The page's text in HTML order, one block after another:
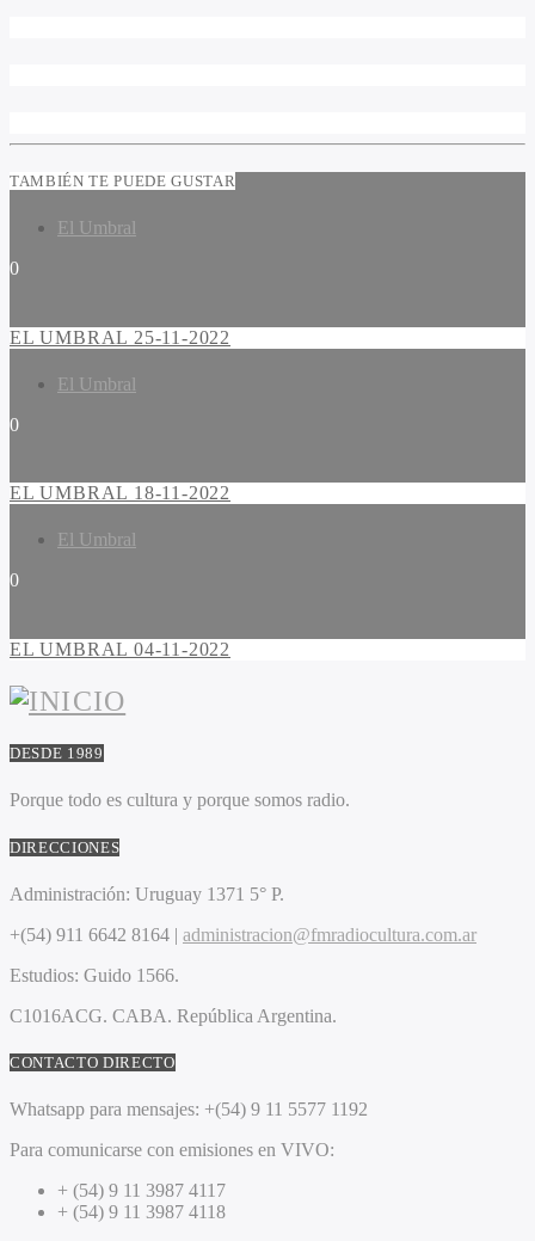
TAMBIÉN TE PUEDE GUSTAR
El Umbral
0
EL UMBRAL 25-11-2022
El Umbral
0
EL UMBRAL 18-11-2022
El Umbral
0
EL UMBRAL 04-11-2022
DESDE 1989
Porque todo es cultura y porque somos radio.
DIRECCIONES
Administración: Uruguay 1371 5° P.
+(54) 911 6642 8164 | administracion@fmradiocultura.com.ar
Estudios: Guido 1566.
C1016ACG. CABA. República Argentina.
CONTACTO DIRECTO
Whatsapp para mensajes: +(54) 9 11 5577 1192
Para comunicarse con emisiones en VIVO:
+ (54) 9 11 3987 4117
+ (54) 9 11 3987 4118